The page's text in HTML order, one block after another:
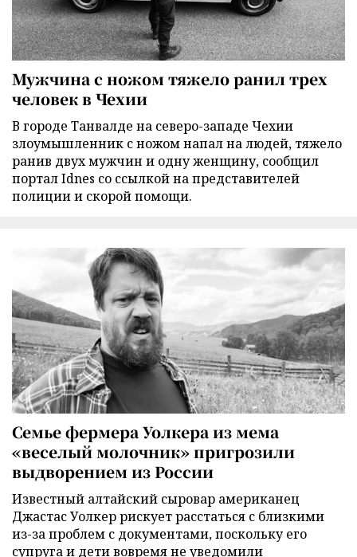
Мужчина с ножом тяжело ранил трех
человек в Чехии
В городе Танвалде на северо-западе Чехии
злоумышленник с ножом напал на людей, тяжело
ранив двух мужчин и одну женщину, сообщил
портал Idnes со ссылкой на представителей
полиции и скорой помощи.
Семье фермера Уолкера из мема
«веселый молочник» пригрозили
выдворением из России
Известный алтайский сыровар американец
Джастас Уолкер рискует расстаться с близкими
из-за проблем с документами, поскольку его
супруга и дети вовремя не уведомили